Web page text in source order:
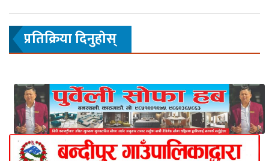
प्रतिक्रिया दिनुहाेस्